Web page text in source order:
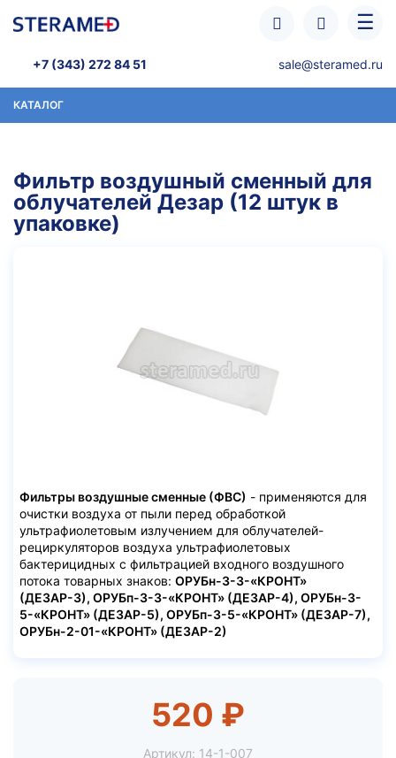
☰
+7 (343) 272 84 51 sale@steramed.ru
КАТАЛОГ
Фильтр воздушный сменный для
облучателей Дезар (12 штук в
упаковке)
Фильтры воздушные сменные (ФВС) - применяются для
очистки воздуха от пыли перед обработкой
ультрафиолетовым излучением для облучателей-
рециркуляторов воздуха ультрафиолетовых
бактерицидных с фильтрацией входного воздушного
потока товарных знаков: ОРУБн-3-3-«КРОНТ»
(ДЕЗАР-3), ОРУБп-3-3-«КРОНТ» (ДЕЗАР-4), ОРУБн-3-
5-«КРОНТ» (ДЕЗАР-5), ОРУБп-3-5-«КРОНТ» (ДЕЗАР-7),
ОРУБн-2-01-«КРОНТ» (ДЕЗАР-2)
520 ₽
Артикул: 14-1-007